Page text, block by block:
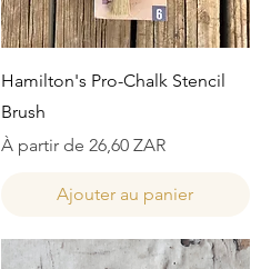
Aperçu rapide
Hamilton's Pro-Chalk Stencil
Brush
À partir de 26,60 ZAR
Prix promotionnel
Ajouter au panier